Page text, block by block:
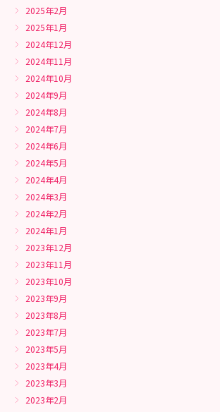
2025年2月
2025年1月
2024年12月
2024年11月
2024年10月
2024年9月
2024年8月
2024年7月
2024年6月
2024年5月
2024年4月
2024年3月
2024年2月
2024年1月
2023年12月
2023年11月
2023年10月
2023年9月
2023年8月
2023年7月
2023年5月
2023年4月
2023年3月
2023年2月